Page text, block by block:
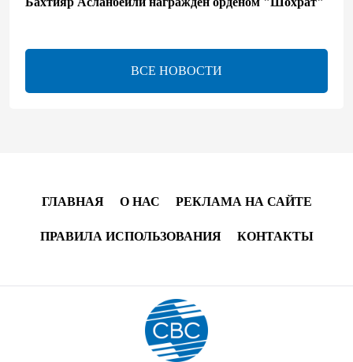
13:26 6 августа 2026
bp о ходе строительства солнечной электростанции
Азербайджан непродовольственными товарами
Армении объявлено окончательное решение
Цены на азербайджанскую нефть изменились
ВСЕ НОВОСТИ
ГЛАВНАЯ О НАС РЕКЛАМА НА САЙТЕ
ПРАВИЛА ИСПОЛЬЗОВАНИЯ КОНТАКТЫ